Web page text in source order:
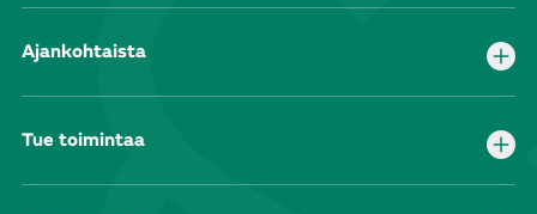
Ajankohtaista
Tue toimintaa